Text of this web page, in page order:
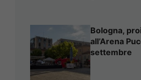
Bologna,
all’Arena
settembre